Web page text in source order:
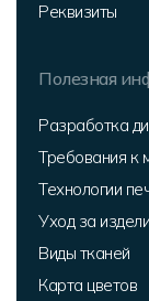
Реквизиты
Полезная
Разработка
Требования к
Технологии
Уход за
Виды тканей
Карта цветов